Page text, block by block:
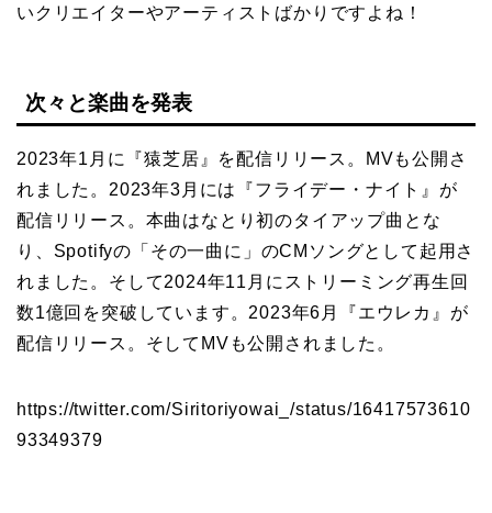
いクリエイターやアーティストばかりですよね！
次々と楽曲を発表
2023年1月に『猿芝居』を配信リリース。MVも公開さ
れました。2023年3月には『フライデー・ナイト』が
配信リリース。本曲はなとり初のタイアップ曲とな
り、Spotifyの「その一曲に」のCMソングとして起用さ
れました。そして2024年11月にストリーミング再生回
数1億回を突破しています。2023年6月『エウレカ』が
配信リリース。そしてMVも公開されました。
https://twitter.com/Siritoriyowai_/status/16417573610
93349379